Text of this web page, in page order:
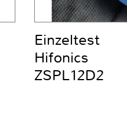
Einzeltest
Hifonics
ZSPL12D2